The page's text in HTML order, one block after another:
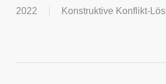
2022 Konstruktive Konflikt-